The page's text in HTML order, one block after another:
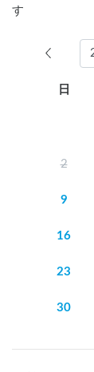
す
日
2
9
16
23
30